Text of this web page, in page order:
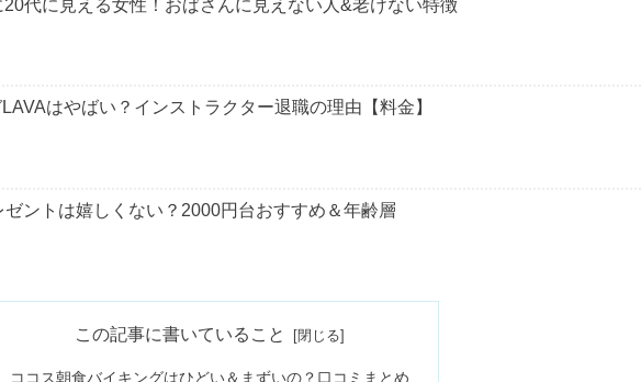
ついても調査したので、行ってみたいけれど迷っていたという人はぜひ参考にし